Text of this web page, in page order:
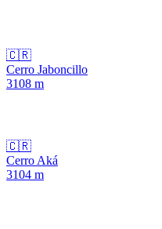
🇨🇷
Cerro Jaboncillo
3108 m
🇨🇷
Cerro Aká
3104 m